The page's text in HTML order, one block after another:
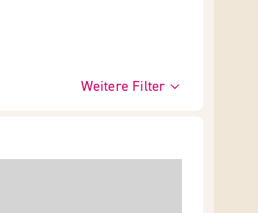
Weitere Filter